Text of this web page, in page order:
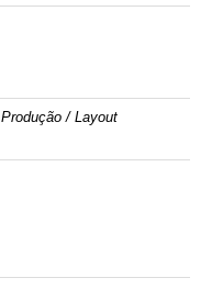
Produção / Layout